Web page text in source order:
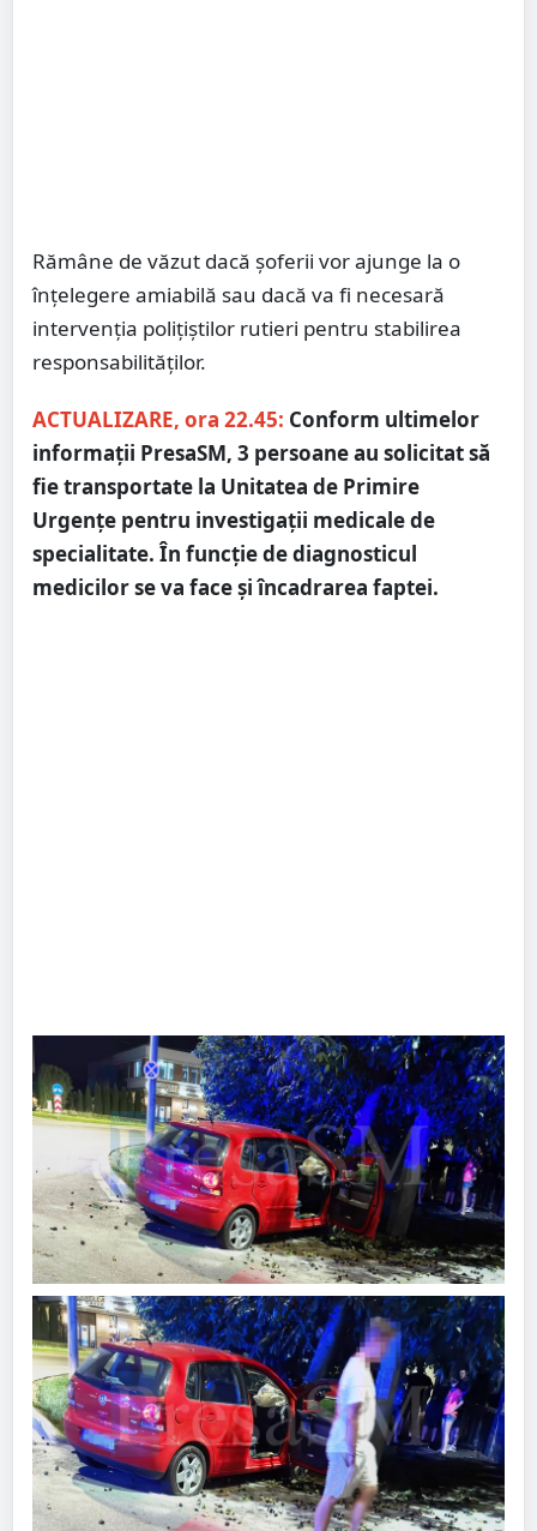
Rămâne de văzut dacă șoferii vor ajunge la o
înțelegere amiabilă sau dacă va fi necesară
intervenția polițiștilor rutieri pentru stabilirea
responsabilităților.
ACTUALIZARE, ora 22.45: Conform ultimelor
informații PresaSM, 3 persoane au solicitat să
fie transportate la Unitatea de Primire
Urgențe pentru investigații medicale de
specialitate. În funcție de diagnosticul
medicilor se va face și încadrarea faptei.